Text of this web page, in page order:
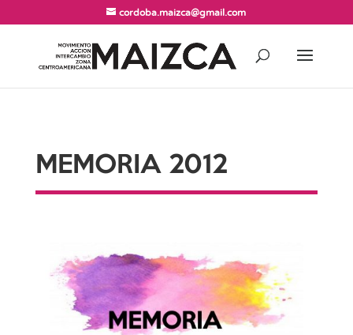
cordoba.maizca@gmail.com
MEMORIA 2012